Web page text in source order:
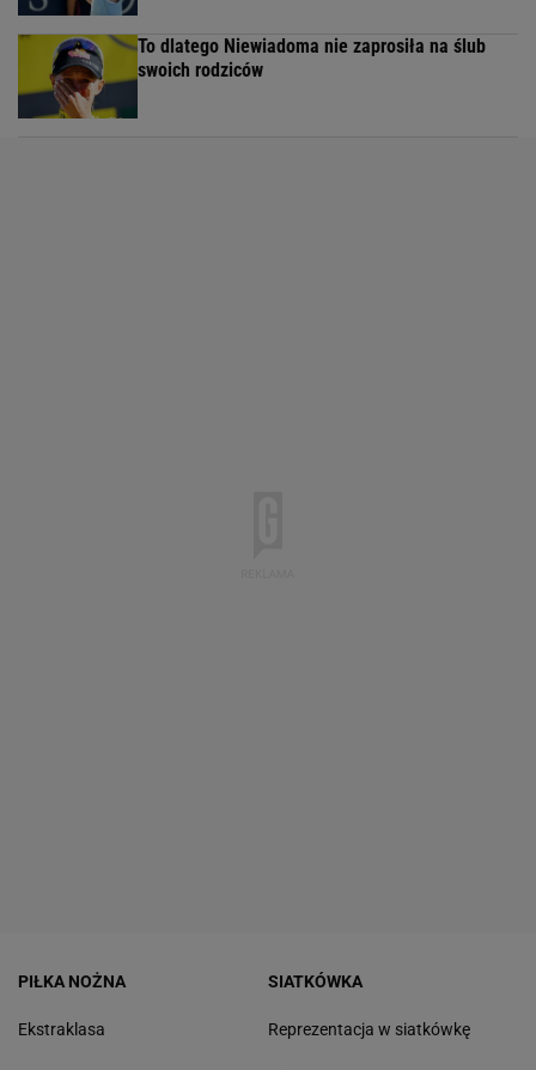
To dlatego Niewiadoma nie zaprosiła na ślub
swoich rodziców
PIŁKA NOŻNA
Ekstraklasa
SIATKÓWKA
Reprezentacja w siatkówkę